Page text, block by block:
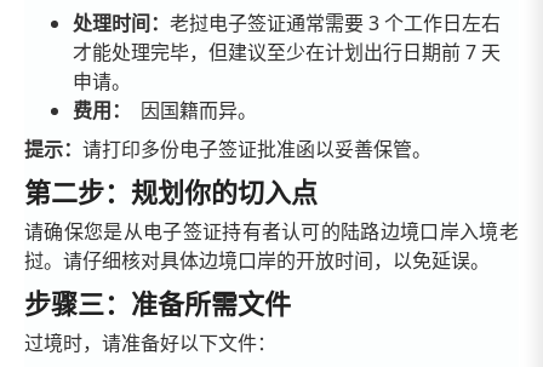
处理时间： 老挝电子签证通常需要 3 个工作日左右
才能处理完毕，但建议至少在计划出行日期前 7 天
申请。
费用： 因国籍而异。
提示： 请打印多份电子签证批准函以妥善保管。
第二步：规划你的切入点
请确保您是从电子签证持有者认可的陆路边境口岸入境老
挝。请仔细核对具体边境口岸的开放时间，以免延误。
步骤三：准备所需文件
过境时，请准备好以下文件：